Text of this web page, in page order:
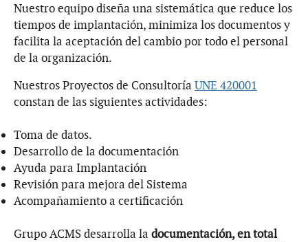
Nuestro equipo diseña una sistemática que reduce los
tiempos de implantación, minimiza los documentos y
facilita la aceptación del cambio por todo el personal
de la organización.
Nuestros Proyectos de Consultoría UNE 420001
constan de las siguientes actividades:
Toma de datos.
Desarrollo de la documentación
Ayuda para Implantación
Revisión para mejora del Sistema
Acompañamiento a certificación
Grupo ACMS desarrolla la documentación, en total